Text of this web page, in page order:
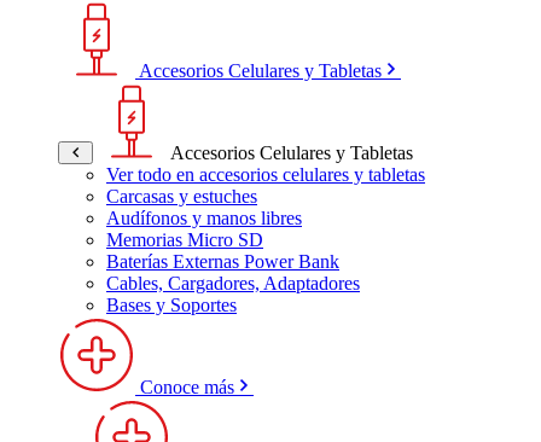
Accesorios Celulares y Tabletas
Accesorios Celulares y Tabletas
Ver todo en accesorios celulares y tabletas
Carcasas y estuches
Audífonos y manos libres
Memorias Micro SD
Baterías Externas Power Bank
Cables, Cargadores, Adaptadores
Bases y Soportes
Conoce más